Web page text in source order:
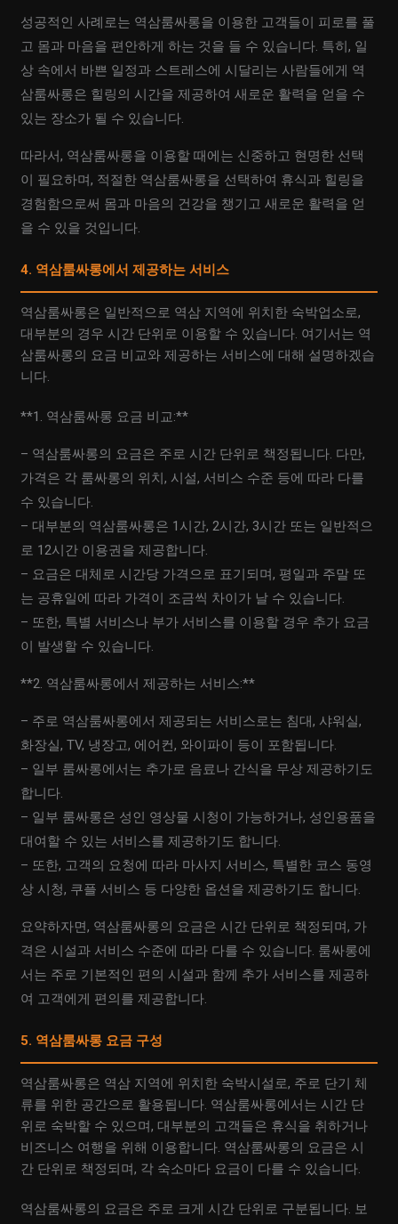
성공적인 사례로는 역삼룸싸롱을 이용한 고객들이 피로를 풀
고 몸과 마음을 편안하게 하는 것을 들 수 있습니다. 특히, 일
상 속에서 바쁜 일정과 스트레스에 시달리는 사람들에게 역
삼룸싸롱은 힐링의 시간을 제공하여 새로운 활력을 얻을 수
있는 장소가 될 수 있습니다.
따라서, 역삼룸싸롱을 이용할 때에는 신중하고 현명한 선택
이 필요하며, 적절한 역삼룸싸롱을 선택하여 휴식과 힐링을
경험함으로써 몸과 마음의 건강을 챙기고 새로운 활력을 얻
을 수 있을 것입니다.
4. 역삼룸싸롱에서 제공하는 서비스
역삼룸싸롱은 일반적으로 역삼 지역에 위치한 숙박업소로,
대부분의 경우 시간 단위로 이용할 수 있습니다. 여기서는 역
삼룸싸롱의 요금 비교와 제공하는 서비스에 대해 설명하겠습
니다.
**1. 역삼룸싸롱 요금 비교:**
– 역삼룸싸롱의 요금은 주로 시간 단위로 책정됩니다. 다만,
가격은 각 룸싸롱의 위치, 시설, 서비스 수준 등에 따라 다를
수 있습니다.
– 대부분의 역삼룸싸롱은 1시간, 2시간, 3시간 또는 일반적으
로 12시간 이용권을 제공합니다.
– 요금은 대체로 시간당 가격으로 표기되며, 평일과 주말 또
는 공휴일에 따라 가격이 조금씩 차이가 날 수 있습니다.
– 또한, 특별 서비스나 부가 서비스를 이용할 경우 추가 요금
이 발생할 수 있습니다.
**2. 역삼룸싸롱에서 제공하는 서비스:**
– 주로 역삼룸싸롱에서 제공되는 서비스로는 침대, 샤워실,
화장실, TV, 냉장고, 에어컨, 와이파이 등이 포함됩니다.
– 일부 룸싸롱에서는 추가로 음료나 간식을 무상 제공하기도
합니다.
– 일부 룸싸롱은 성인 영상물 시청이 가능하거나, 성인용품을
대여할 수 있는 서비스를 제공하기도 합니다.
– 또한, 고객의 요청에 따라 마사지 서비스, 특별한 코스 동영
상 시청, 쿠플 서비스 등 다양한 옵션을 제공하기도 합니다.
요약하자면, 역삼룸싸롱의 요금은 시간 단위로 책정되며, 가
격은 시설과 서비스 수준에 따라 다를 수 있습니다. 룸싸롱에
서는 주로 기본적인 편의 시설과 함께 추가 서비스를 제공하
여 고객에게 편의를 제공합니다.
5. 역삼룸싸롱 요금 구성
역삼룸싸롱은 역삼 지역에 위치한 숙박시설로, 주로 단기 체
류를 위한 공간으로 활용됩니다. 역삼룸싸롱에서는 시간 단
위로 숙박할 수 있으며, 대부분의 고객들은 휴식을 취하거나
비즈니스 여행을 위해 이용합니다. 역삼룸싸롱의 요금은 시
간 단위로 책정되며, 각 숙소마다 요금이 다를 수 있습니다.
역삼룸싸롱의 요금은 주로 크게 시간 단위로 구분됩니다. 보